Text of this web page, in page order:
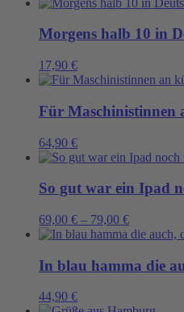
Morgens halb 10 in
17,90 €
Für Maschinistinnen
64,90 €
So gut war ein Ipad
69,00 € – 79,00 €
In blau hamma die
44,90 €